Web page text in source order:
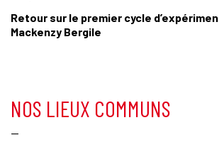
Retour sur le premier cycle
Mackenzy Bergile
NOS LIEUX COMMUNS
—